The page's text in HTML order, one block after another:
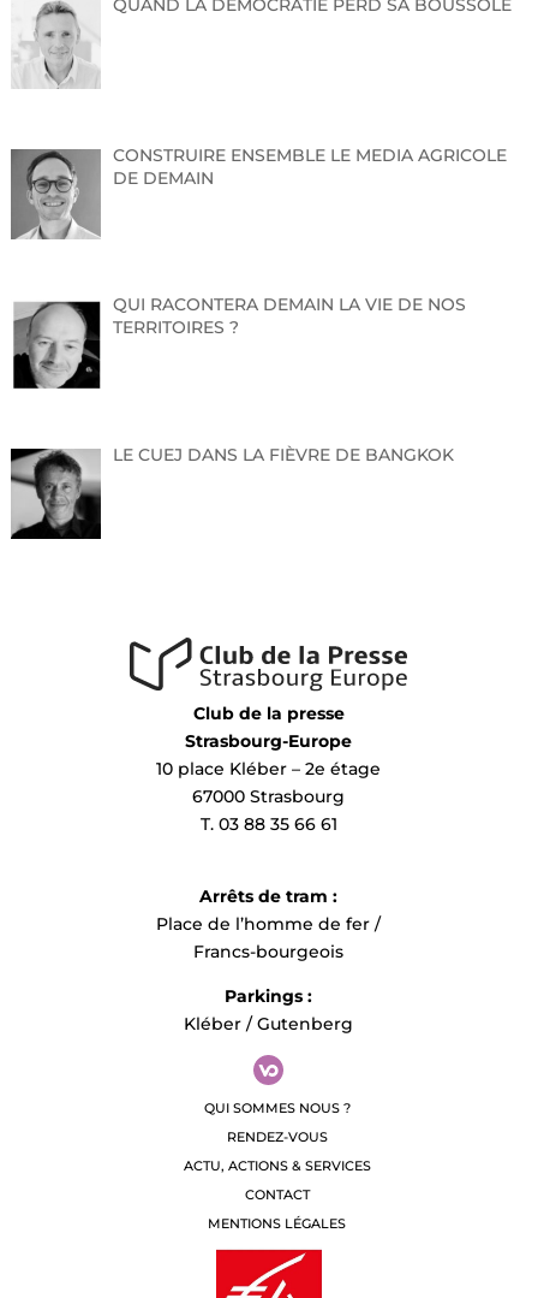
QUAND LA DÉMOCRATIE PERD SA BOUSSOLE
CONSTRUIRE ENSEMBLE LE MEDIA AGRICOLE
DE DEMAIN
QUI RACONTERA DEMAIN LA VIE DE NOS
TERRITOIRES ?
LE CUEJ DANS LA FIÈVRE DE BANGKOK
Club de la presse
Strasbourg-Europe
10 place Kléber – 2e étage
67000 Strasbourg
T. 03 88 35 66 61
Arrêts de tram :
Place de l’homme de fer /
Francs-bourgeois
Parkings :
Kléber / Gutenberg
QUI SOMMES NOUS ?
RENDEZ-VOUS
ACTU, ACTIONS & SERVICES
CONTACT
MENTIONS LÉGALES